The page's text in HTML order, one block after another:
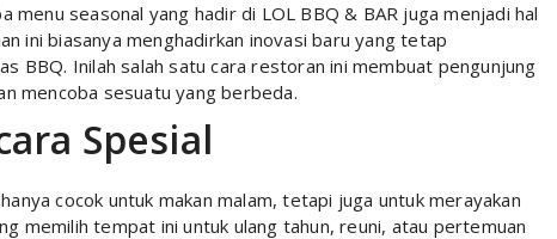
menu seasonal yang hadir di LOL BBQ & BAR juga menjadi hal
ini biasanya menghadirkan inovasi baru yang tetap
BBQ. Inilah salah satu cara restoran ini membuat pengunjung
mencoba sesuatu yang berbeda.
Spesial
cocok untuk makan malam, tetapi juga untuk merayakan
memilih tempat ini untuk ulang tahun, reuni, atau pertemuan